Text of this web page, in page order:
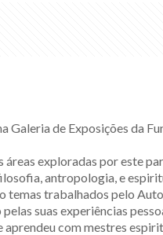
de Exposições da
exploradas por este
antropologia, e
temas trabalhados pelo
suas experiências
com mestres